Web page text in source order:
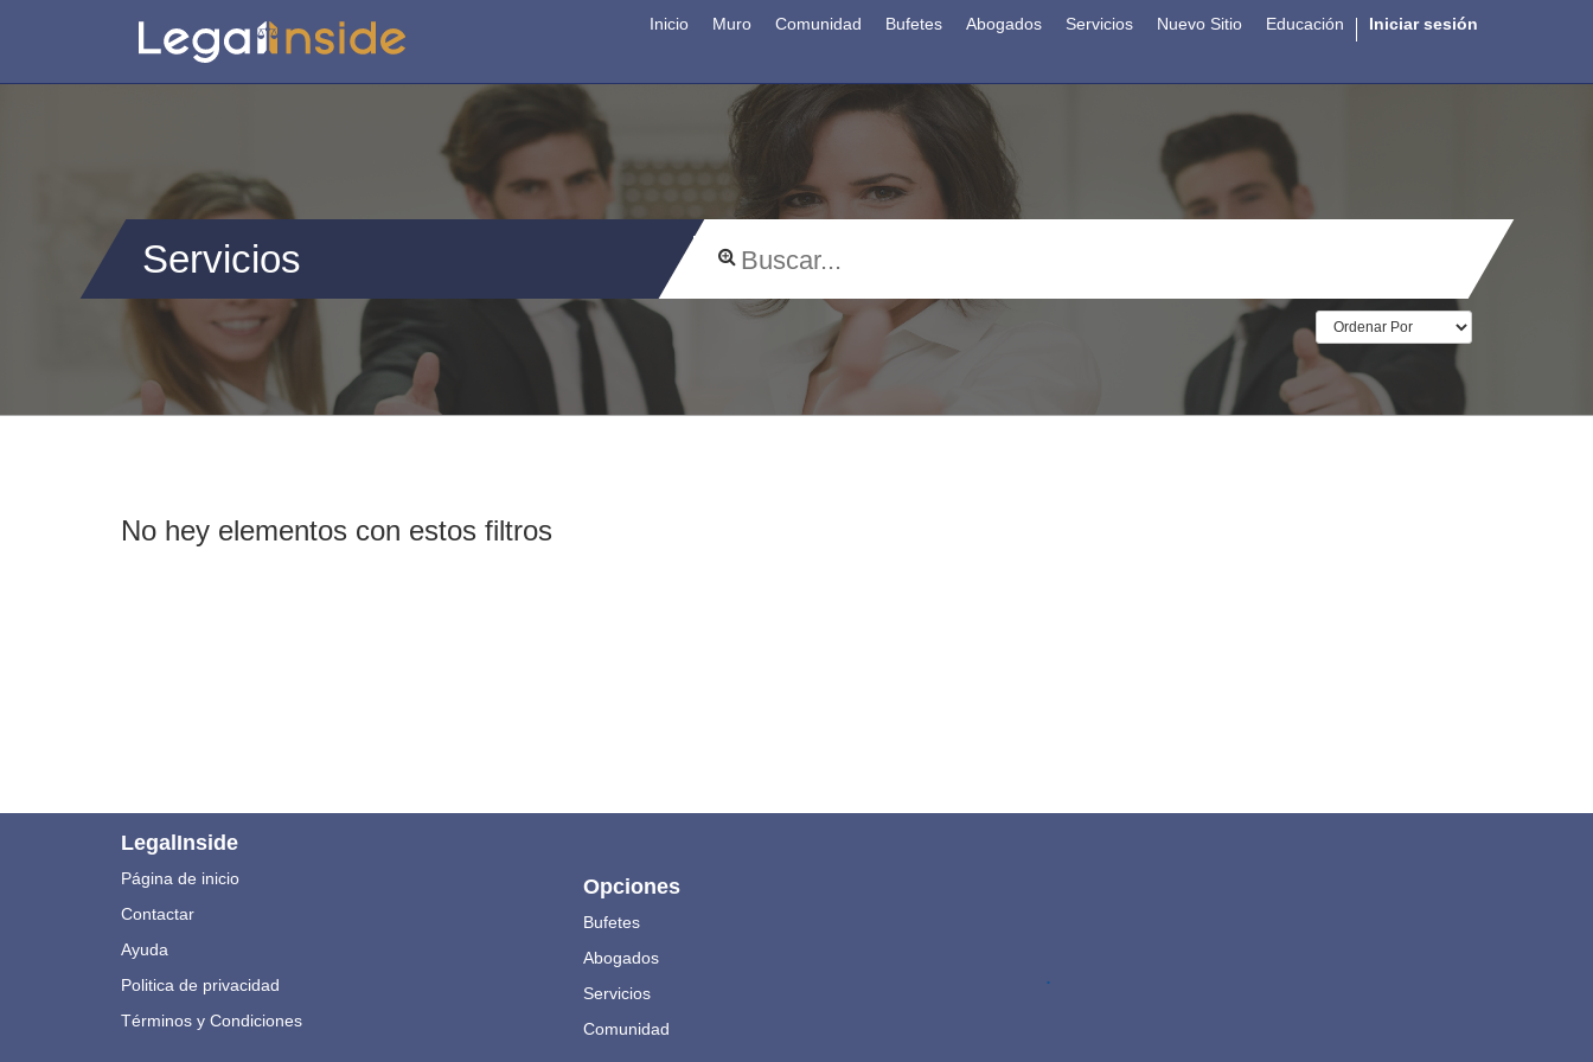
Inicio Muro Comunidad Bufetes Abogados Servicios Nuevo Sitio Educación Iniciar sesión
Servicios
No hey elementos con estos filtros
LegalInside
Página de inicio
Contactar
Ayuda
Politica de privacidad
Términos y Condiciones
Opciones
Bufetes
Abogados
Servicios
Comunidad
.